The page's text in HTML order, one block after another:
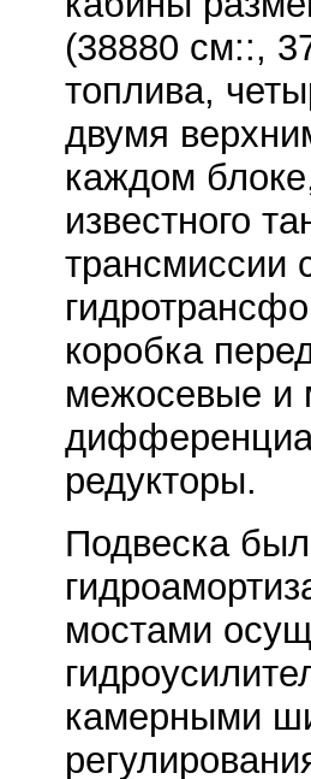
(38880 см::,
топлива,
двумя
каждом
известного
трансмиссии
коробка
межосевые и
редукторы.
Подвеска
мостами
камерными